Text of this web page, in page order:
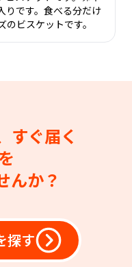
りです。食べる分だけ
ビスケットです。
すぐ届く
んか？
探す